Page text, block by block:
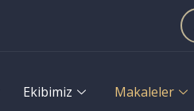
Ekibimiz Makaleler